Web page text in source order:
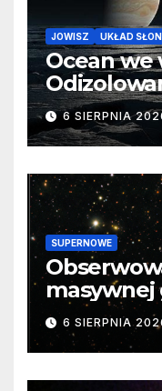
JOWISZ UKŁAD
Ocean we
barierę
6 SIERPNIA
SUPERNOWE
masywnej
samego
cenne
6 SIERPNIA